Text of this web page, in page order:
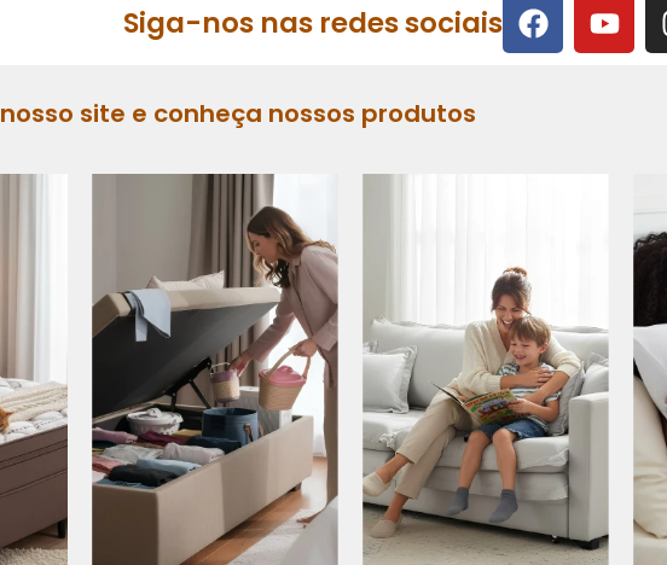
Siga-nos nas redes sociais
site e conheça nossos produtos